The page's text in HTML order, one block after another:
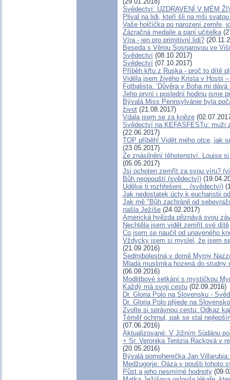
Svědectví: UZDRAVENÍ V MÉM
Plival na lidi, kteří šli na mši
Vaše holčička po narození zemře,
Zázračná medaile a paní učitelka
Víra - jen pro primitivní lidi?
Beseda s Věrou Sosnarovou ve
Svědectví (08.10.2017)
Svědectví (07.10.2017)
Příběh křtu z Ruska - proč to dítě
Viděla jsem živého Krista v Hostii
Fotbalista: ‘Důvěra v Boha mi dává
Jeho první i poslední hodinu jsme
Bývalá Miss Pennsylvánie byla
život (21.08.2017)
Vdala jsem se za kněze
Svědectví na KEFASFESTu: muži
(22.06.2017)
TOP příběh! Vidět mého otce, jak
(23.05.2017)
Ze znásilnění těhotenství. Louise
(05.05.2017)
Jsi ochoten zemřít za svou víru?
Bůh neopouští (svědectví)
Uděluji ti rozhřešení... (svědectví)
Jak nedostatek úcty k eucharistii
Jak mě "Bůh zachránil od
našla Ježíše (24.02.2017)
Americká hvězda přiznává svou
Nechtěla jsem vidět zemřít své dítě
Co jsem se naučil od unaveného
Vždycky jsem si myslel, že jsem
(21.09.2016)
Sedmibolestná v domě Myrny
Mladá muslimka hozená do
(06.09.2016)
Modlitbové setkání s mystičkou
Každý má svoji cestu (02.09.2016)
Dr. Gloria Polo na Slovensku -
Dr. Gloria Polo přijede na Slovensko
Zvolte si správnou cestu: Odkaz
Téměř ochrnul, pak se stal
(07.06.2016)
Aktualizované: V Jižním Súdánu
+ Sr. Veronika Terézia Racková v
(20.05.2016)
Bývalá pornoherečka Jan
Medžugorje: Oáza v poušti tohoto
Půst a jeho nesmírné hodnoty